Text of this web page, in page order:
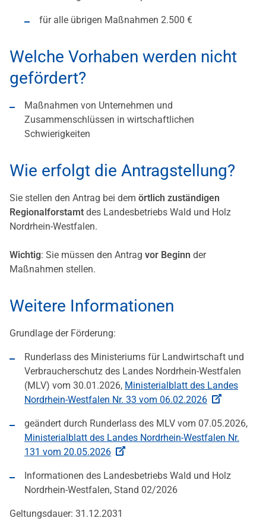
für alle übrigen Maßnahmen 2.500 €
Welche Vorhaben werden nicht
gefördert?
Maßnahmen von Unternehmen und
Zusammenschlüssen in wirtschaftlichen
Schwierigkeiten
Wie erfolgt die Antragstellung?
Sie stellen den Antrag bei dem örtlich zuständigen
Regionalforstamt des Landesbetriebs Wald und Holz
Nordrhein-Westfalen.
Wichtig: Sie müssen den Antrag vor Beginn der
Maßnahmen stellen.
Weitere Informationen
Grundlage der Förderung:
Runderlass des Ministeriums für Landwirtschaft und
Verbraucherschutz des Landes Nordrhein-Westfalen
(MLV) vom 30.01.2026, Ministerialblatt des Landes
Nordrhein-Westfalen Nr. 33 vom 06.02.2026
geändert durch Runderlass des MLV vom 07.05.2026,
Ministerialblatt des Landes Nordrhein-Westfalen Nr.
131 vom 20.05.2026
Informationen des Landesbetriebs Wald und Holz
Nordrhein-Westfalen, Stand 02/2026
Geltungsdauer: 31.12.2031